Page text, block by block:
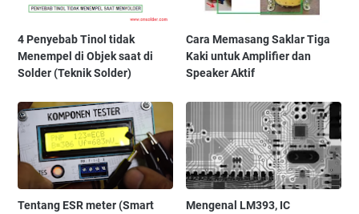
4 Penyebab Tinol tidak
Menempel di Objek saat di
Solder (Teknik Solder)
Cara Memasang Saklar Tiga
Kaki untuk Amplifier dan
Speaker Aktif
Tentang ESR meter (Smart
Mengenal LM393, IC